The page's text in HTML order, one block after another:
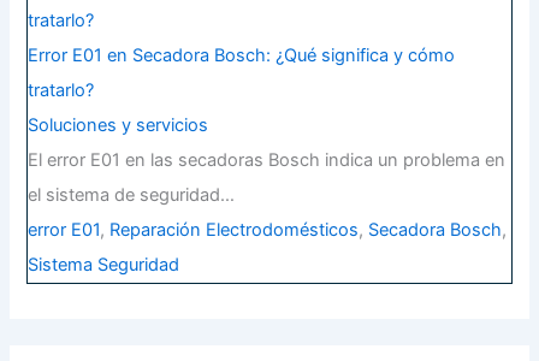
Error E01 en Secadora Bosch: ¿Qué significa y cómo
tratarlo?
Soluciones y servicios
El error E01 en las secadoras Bosch indica un problema en
el sistema de seguridad…
error E01, Reparación Electrodomésticos, Secadora Bosch,
Sistema Seguridad